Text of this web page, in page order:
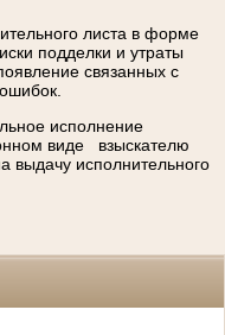
листа в форме
подделки и утраты
связанных с
исполнение
виде взыскателю
выдачу исполнительного